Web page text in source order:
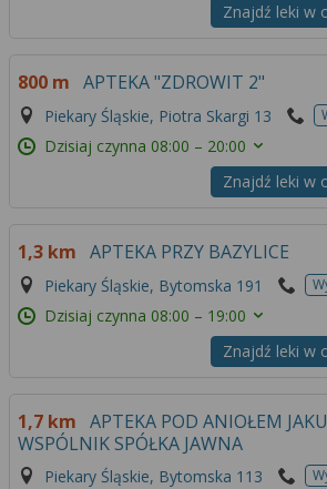
Znajdź leki w
800 m APTEKA "ZDROWIT 2"
Piekary Śląskie, Piotra Skargi 13
Dzisiaj czynna 08:00 – 20:00
Znajdź leki w
1,3 km APTEKA PRZY BAZYLICE
Piekary Śląskie, Bytomska 191
Dzisiaj czynna 08:00 – 19:00
Znajdź leki w
1,7 km APTEKA POD ANIOŁEM
WSPÓLNIK SPÓŁKA JAWNA
Piekary Śląskie, Bytomska 113